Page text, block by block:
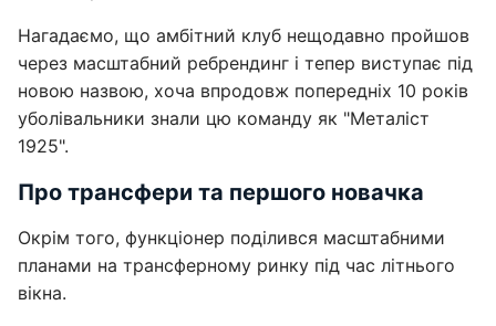
Нагадаємо, що амбітний клуб нещодавно пройшов
через масштабний ребрендинг і тепер виступає під
новою назвою, хоча впродовж попередніх 10 років
уболівальники знали цю команду як "Металіст
1925".
Про трансфери та першого новачка
Окрім того, функціонер поділився масштабними
планами на трансферному ринку під час літнього
вікна.